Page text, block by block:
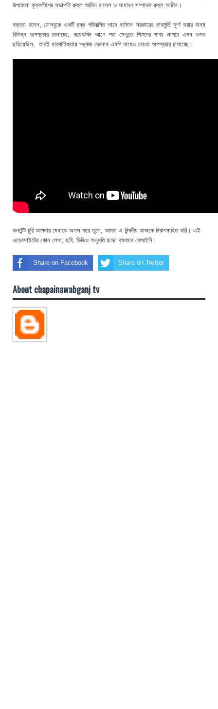
উপজেলা কৃষকলীগের সভাপতি রুহুল আমিন রাসেল ও সাধারণ সম্পাদক রুহুল আমিন।
বক্তরা বলেন, ফেসবুকে একটি চক্র পরিকল্পিত ভাবে বর্তমান সরকারের ভাবমুর্তি ক্ষুর্ণ করার জন্য
বিভিন্ন অপপ্রচার চালাচ্ছে, কয়েকদিন আগে পদ্মা সেতুতে শিশুদের মাথা লাগবে এমন গুজব
ছড়িয়েছিল, তারই ধারবাহিকতায় পঙ্কজ দেবনাথ এমপি নামেও নোংরা অপপ্রচার চালাচ্ছে।
কনটেন্ট চুরি আপনার মেধাকে অলস করে তুলে, আমরা এ নিন্দনীয় কাজকে নিরুৎসাহিত করি। এই
ওয়েবসাইটের কোন লেখা, ছবি, ভিডিও অনুমতি ছাড়া ব্যবহার বেআইনি।
Share on Facebook Share on Twitter
About chapainawabganj tv